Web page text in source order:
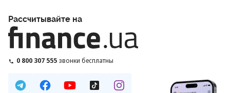
Рассчитывайте на
0 800 307 555 звонки бесплатны